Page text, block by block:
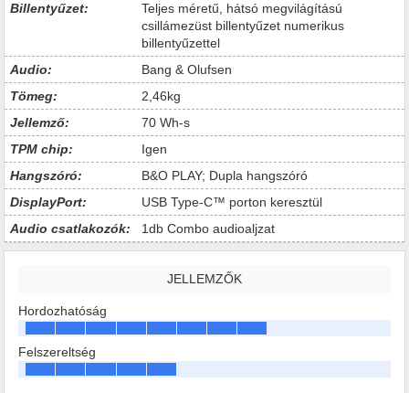
Billentyűzet:
Teljes méretű, hátsó megvilágítású
csillámezüst billentyűzet numerikus
billentyűzettel
Audio:
Bang & Olufsen
Tömeg:
2,46kg
Jellemző:
70 Wh-s
TPM chip:
Igen
Hangszóró:
B&O PLAY; Dupla hangszóró
DisplayPort:
USB Type-C™ porton keresztül
Audio csatlakozók:
1db Combo audioaljzat
JELLEMZŐK
Hordozhatóság
Felszereltség